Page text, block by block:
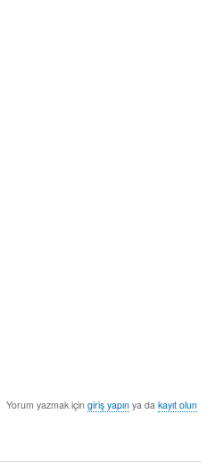
Yorum yazmak için giriş yapınya da kayıt olun